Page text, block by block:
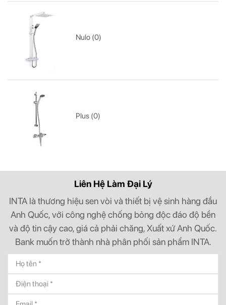
Nulo (0)
Plus (0)
Liên Hệ Làm Đại Lý
INTA là thương hiệu sen vòi và thiết bị vệ sinh hàng đầu
Anh Quốc, với công nghệ chống bỏng độc đáo độ bền
và độ tin cậy cao, giá cả phải chăng, Xuất xứ Anh Quốc.
Bank muốn trở thành nhà phân phối sản phẩm INTA.